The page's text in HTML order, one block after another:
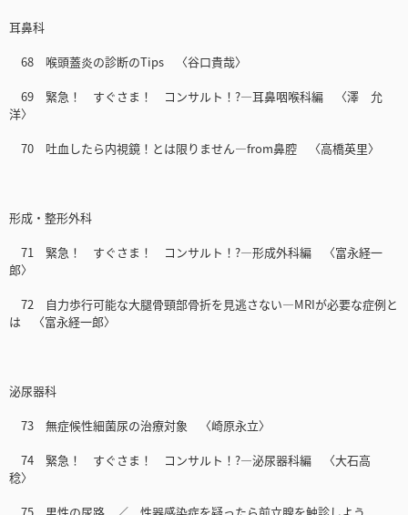
耳鼻科
68 喉頭蓋炎の診断のTips 〈谷口貴哉〉
69 緊急！ すぐさま！ コンサルト！?―耳鼻咽喉科編 〈澤 允
洋〉
70 吐血したら内視鏡！とは限りません―from鼻腔 〈高橋英里〉
形成・整形外科
71 緊急！ すぐさま！ コンサルト！?―形成外科編 〈富永経一
郎〉
72 自力歩行可能な大腿骨頸部骨折を見逃さない―MRIが必要な症例と
は 〈富永経一郎〉
泌尿器科
73 無症候性細菌尿の治療対象 〈崎原永立〉
74 緊急！ すぐさま！ コンサルト！?―泌尿器科編 〈大石高
稔〉